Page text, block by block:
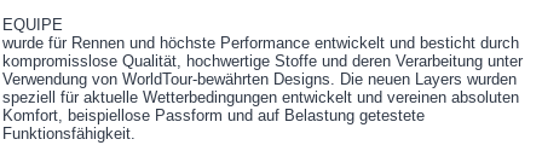
EQUIPE
wurde für Rennen und höchste Performance entwickelt und besticht durch
kompromisslose Qualität, hochwertige Stoffe und deren Verarbeitung unter
Verwendung von WorldTour-bewährten Designs. Die neuen Layers wurden
speziell für aktuelle Wetterbedingungen entwickelt und vereinen absoluten
Komfort, beispiellose Passform und auf Belastung getestete
Funktionsfähigkeit.